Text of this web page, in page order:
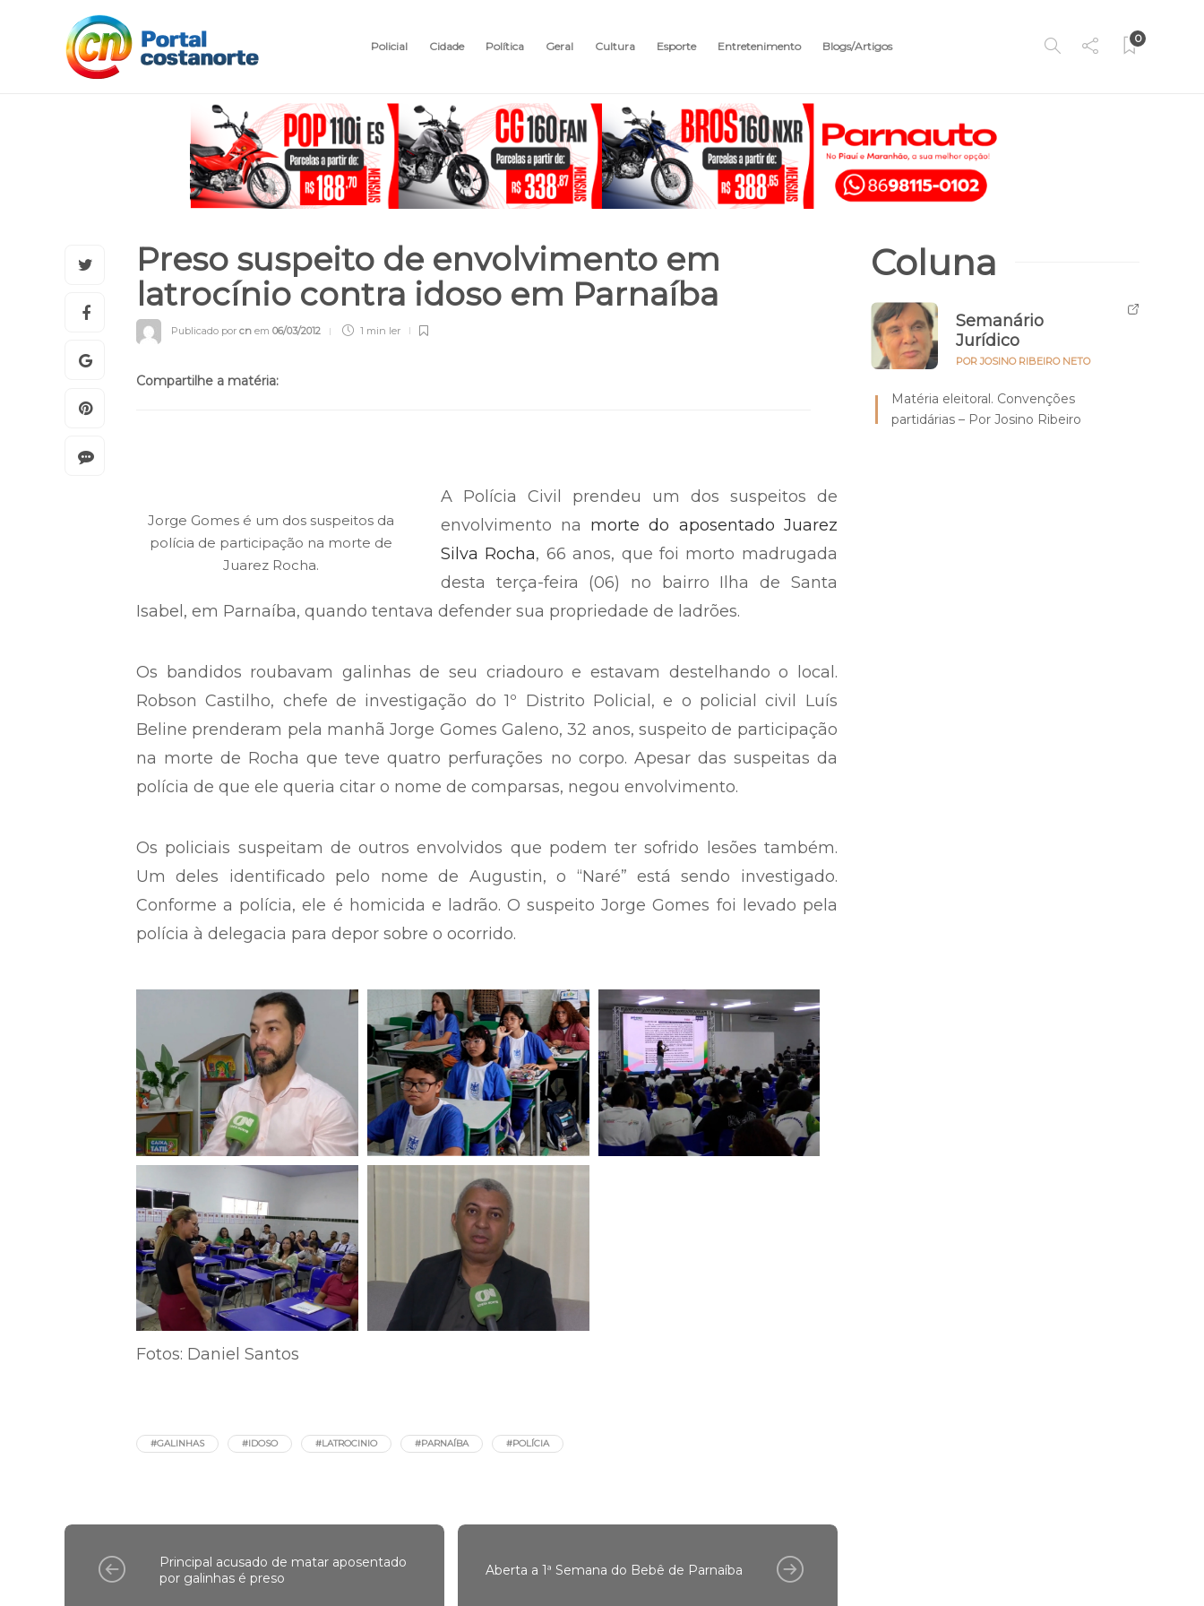
Policial Cidade Política Geral Cultura Esporte Entretenimento Blogs/Artigos
0
Preso suspeito de envolvimento em
latrocínio contra idoso em Parnaíba
Publicado por cn em 06/03/2012 1 min ler
Compartilhe a matéria:
Jorge Gomes é um dos suspeitos da
polícia de participação na morte de
Juarez Rocha.
A Polícia Civil prendeu um dos suspeitos de
envolvimento na morte do aposentado Juarez
Silva Rocha, 66 anos, que foi morto madrugada
desta terça-feira (06) no bairro Ilha de Santa
Isabel, em Parnaíba, quando tentava defender sua propriedade de ladrões.
Os bandidos roubavam galinhas de seu criadouro e estavam destelhando o local.
Robson Castilho, chefe de investigação do 1º Distrito Policial, e o policial civil Luís
Beline prenderam pela manhã Jorge Gomes Galeno, 32 anos, suspeito de participação
na morte de Rocha que teve quatro perfurações no corpo. Apesar das suspeitas da
polícia de que ele queria citar o nome de comparsas, negou envolvimento.
Os policiais suspeitam de outros envolvidos que podem ter sofrido lesões também.
Um deles identificado pelo nome de Augustin, o “Naré” está sendo investigado.
Conforme a polícia, ele é homicida e ladrão. O suspeito Jorge Gomes foi levado pela
polícia à delegacia para depor sobre o ocorrido.
Fotos: Daniel Santos
#GALINHAS #IDOSO #LATROCINIO #PARNAÍBA #POLÍCIA
Principal acusado de matar aposentado
por galinhas é preso
Aberta a 1ª Semana do Bebê de Parnaíba
Coluna
Semanário
Jurídico
POR JOSINO RIBEIRO NETO
Matéria eleitoral. Convenções
partidárias – Por Josino Ribeiro